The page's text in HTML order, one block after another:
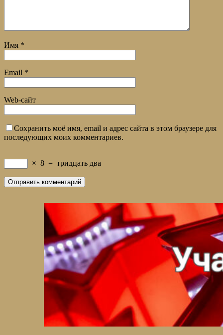
Имя *
Email *
Web-сайт
Сохранить моё имя, email и адрес сайта в этом браузере для
последующих моих комментариев.
× 8 = тридцать два